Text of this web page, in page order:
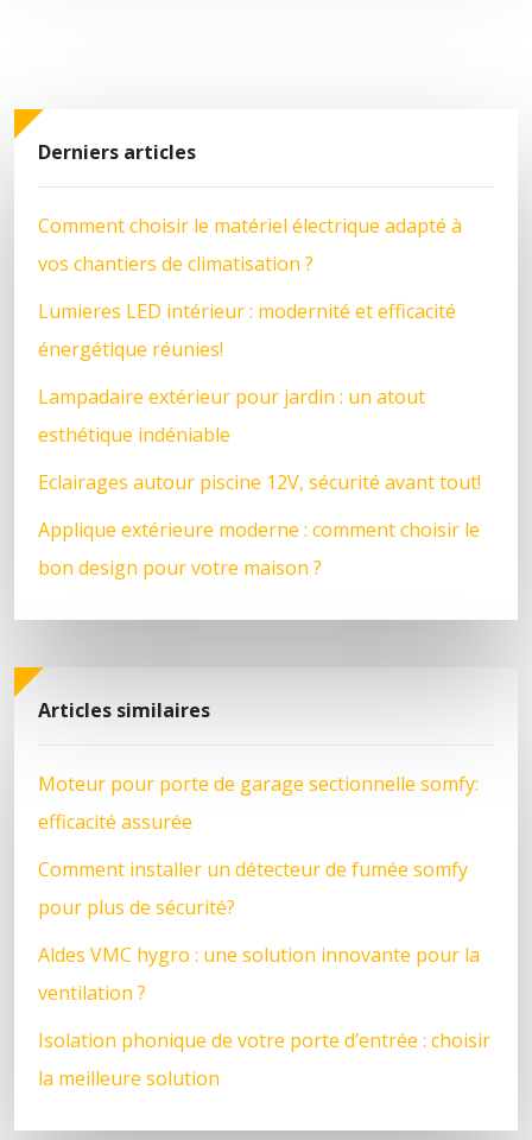
Derniers articles
Comment choisir le matériel électrique adapté à
vos chantiers de climatisation ?
Lumieres LED intérieur : modernité et efficacité
énergétique réunies!
Lampadaire extérieur pour jardin : un atout
esthétique indéniable
Eclairages autour piscine 12V, sécurité avant tout!
Applique extérieure moderne : comment choisir le
bon design pour votre maison ?
Articles similaires
Moteur pour porte de garage sectionnelle somfy:
efficacité assurée
Comment installer un détecteur de fumée somfy
pour plus de sécurité?
Aldes VMC hygro : une solution innovante pour la
ventilation ?
Isolation phonique de votre porte d’entrée : choisir
la meilleure solution